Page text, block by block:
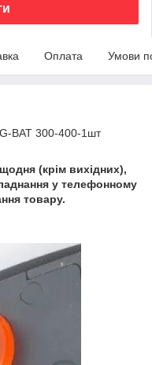
Оплата Умови
BAT 300-400-1шт
(крім вихідних),
у телефонному
товару.